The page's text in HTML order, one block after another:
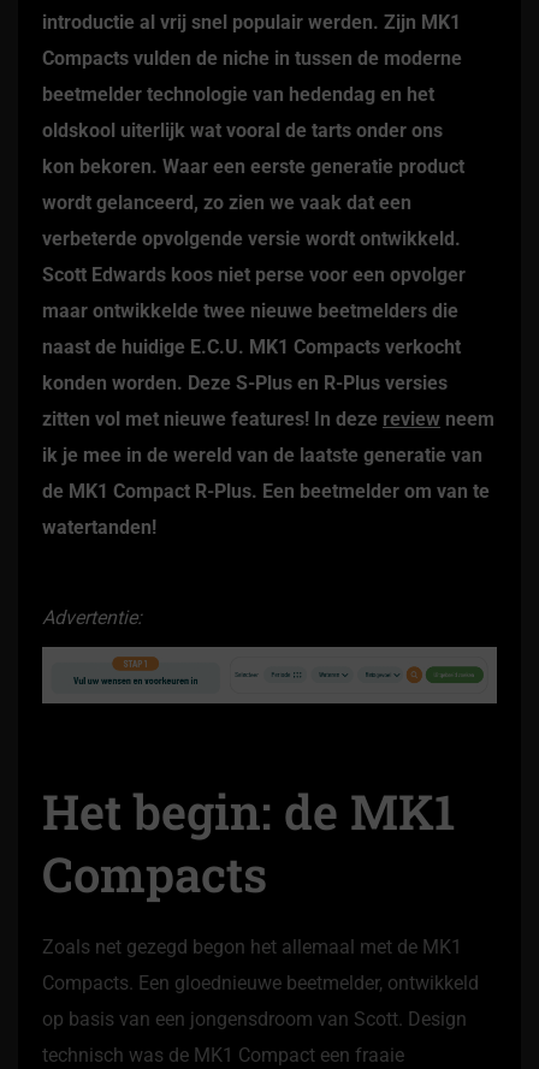
introductie al vrij snel populair werden. Zijn MK1
Compacts vulden de niche in tussen de moderne
beetmelder technologie van hedendag en het
oldskool uiterlijk wat vooral de tarts onder ons
kon bekoren. Waar een eerste generatie product
wordt gelanceerd, zo zien we vaak dat een
verbeterde opvolgende versie wordt ontwikkeld.
Scott Edwards koos niet perse voor een opvolger
maar ontwikkelde twee nieuwe beetmelders die
naast de huidige E.C.U. MK1 Compacts verkocht
konden worden. Deze S-Plus en R-Plus versies
zitten vol met nieuwe features! In deze review neem
ik je mee in de wereld van de laatste generatie van
de MK1 Compact R-Plus. Een beetmelder om van te
watertanden!
Advertentie:
Het begin: de MK1
Compacts
Zoals net gezegd begon het allemaal met de MK1
Compacts. Een gloednieuwe beetmelder, ontwikkeld
op basis van een jongensdroom van Scott. Design
technisch was de MK1 Compact een fraaie